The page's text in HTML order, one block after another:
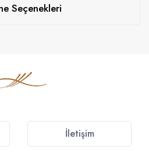
Seçenekleri
İletişim